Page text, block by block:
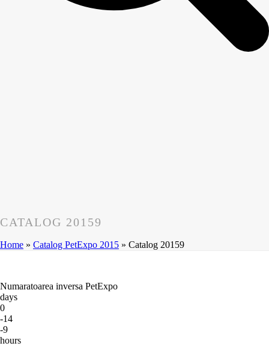
CATALOG 20159
Home » Catalog PetExpo 2015 » Catalog 20159
Numaratoarea inversa PetExpo
days
0
-14
-9
hours